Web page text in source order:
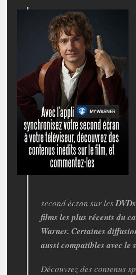
second écran sur les
films les plus récents du
Warner. Certaines
aussi compatibles avec le
Découvrez des contenus